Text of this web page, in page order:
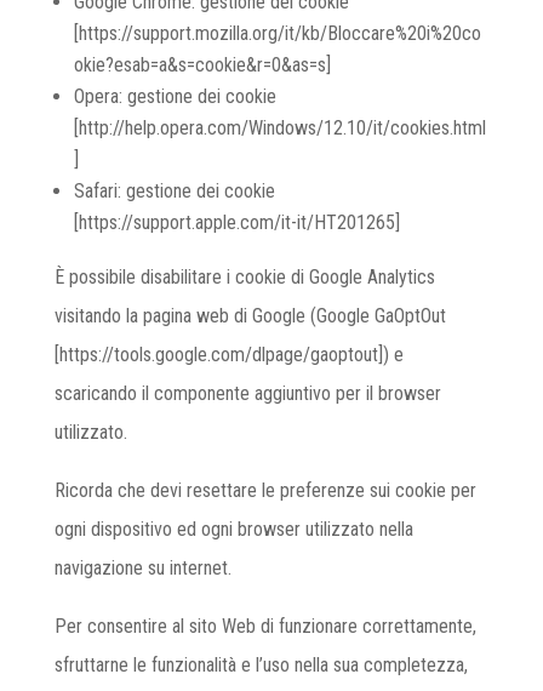
[https://support.mozilla.org/it/kb/Bloccare%20i%20co
okie?esab=a&s=cookie&r=0&as=s]
Opera: gestione dei cookie
[http://help.opera.com/Windows/12.10/it/cookies.html
Safari: gestione dei cookie
[https://support.apple.com/it-it/HT201265]
È possibile disabilitare i cookie di Google Analytics
visitando la pagina web di Google (Google GaOptOut
[https://tools.google.com/dlpage/gaoptout]) e
scaricando il componente aggiuntivo per il browser
utilizzato.
Ricorda che devi resettare le preferenze sui cookie per
ogni dispositivo ed ogni browser utilizzato nella
navigazione su internet.
Per consentire al sito Web di funzionare correttamente,
sfruttarne le funzionalità e l’uso nella sua completezza,